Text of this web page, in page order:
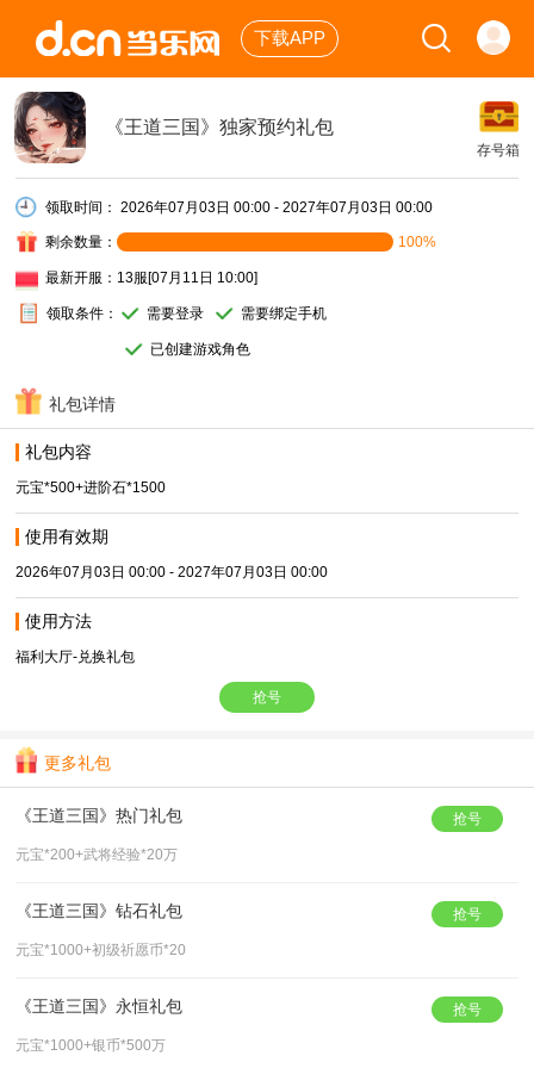
下载APP
《王道三国》独家预约礼包
存号箱
领取时间：2026年07月03日 00:00 - 2027年07月03日 00:00
剩余数量： 100%
最新开服： 13服[07月11日 10:00]
领取条件： 需要登录 需要绑定手机
已创建游戏角色
礼包详情
礼包内容
元宝*500+进阶石*1500
使用有效期
2026年07月03日 00:00 - 2027年07月03日 00:00
使用方法
福利大厅-兑换礼包
抢号
更多礼包
《王道三国》热门礼包
元宝*200+武将经验*20万
抢号
《王道三国》钻石礼包
元宝*1000+初级祈愿币*20
抢号
《王道三国》永恒礼包
元宝*1000+银币*500万
抢号